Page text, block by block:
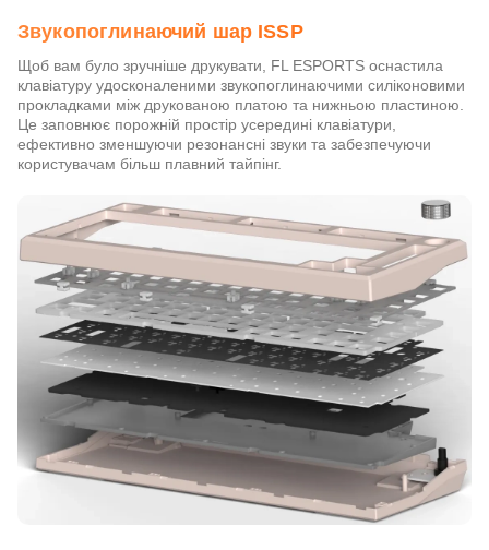
Звукопоглинаючий шар ISSP
Щоб вам було зручніше друкувати, FL ESPORTS оснастила
клавіатуру удосконаленими звукопоглинаючими силіконовими
прокладками між друкованою платою та нижньою пластиною.
Це заповнює порожній простір усередині клавіатури,
ефективно зменшуючи резонансні звуки та забезпечуючи
користувачам більш плавний тайпінг.